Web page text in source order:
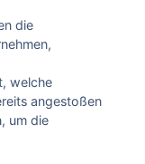
die
welche
angestoßen
um die